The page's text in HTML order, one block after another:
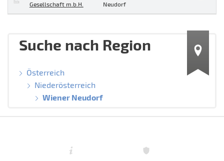
Gesellschaft m.b.H.
Neudorf
Suche nach Region
Österreich
Niederösterreich
Wiener Neudorf